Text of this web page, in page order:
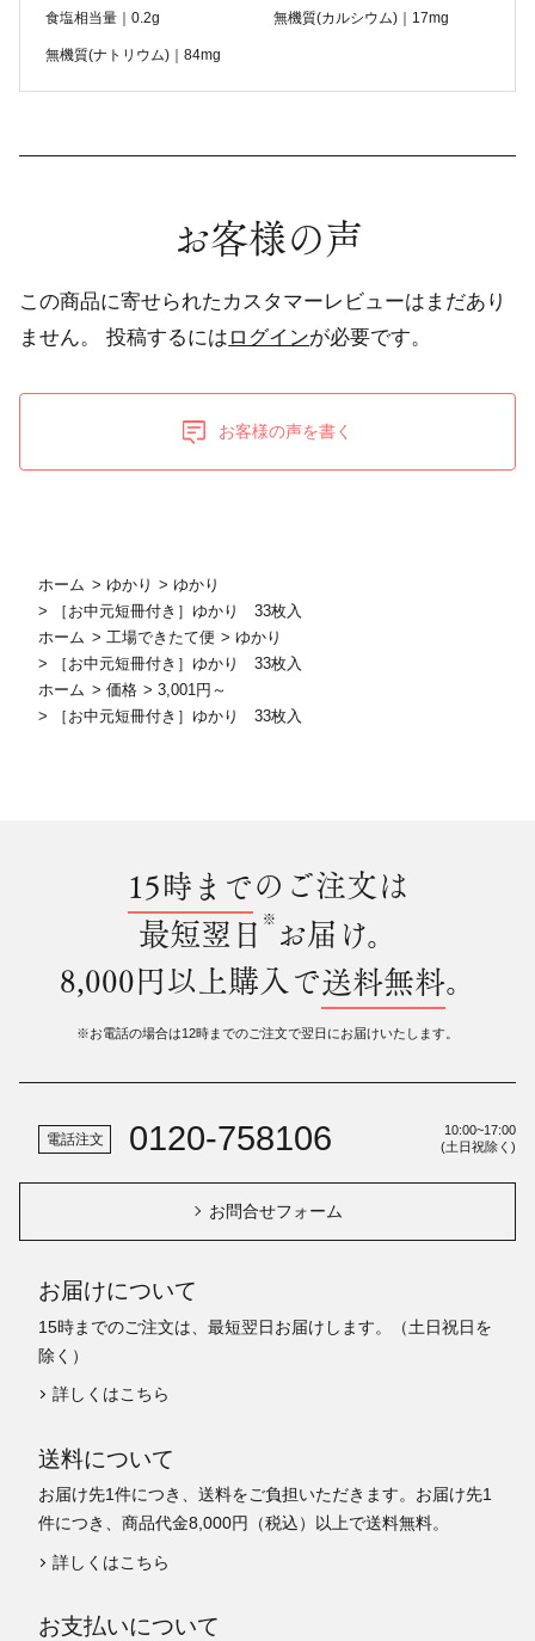
食塩相当量｜0.2g 無機質(カルシウム)｜17mg
無機質(ナトリウム)｜84mg
お客様の声
この商品に寄せられたカスタマーレビューはまだあり
ません。
投稿するには ログインが必要です。
お客様の声を書く
ホーム > ゆかり >ゆかり
>
［お中元短冊付き］ゆかり 33枚入
ホーム > 工場できたて便 >ゆかり
>
［お中元短冊付き］ゆかり 33枚入
ホーム > 価格 >3,001円～
>
［お中元短冊付き］ゆかり 33枚入
15時までのご注文は
最短翌日 ※ お届け。
8,000円以上購入で送料無料。
※お電話の場合は12時までのご注文で翌日にお届けいたします。
電話注文 0120-758106
10:00~17:00
(土日祝除く)
お問合せフォーム
お届けについて
15時までのご注文は、最短翌日お届けします。（土日祝日を
除く）
詳しくはこちら
送料について
お届け先1件につき、送料をご負担いただきます。お届け先1
件につき、商品代金8,000円（税込）以上で送料無料。
詳しくはこちら
お支払いについて